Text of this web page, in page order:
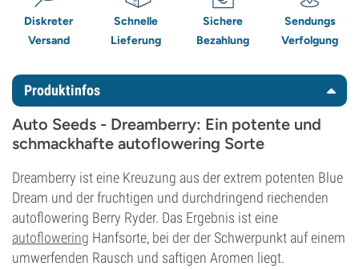
Diskreter
Versand
Schnelle
Lieferung
Sichere
Bezahlung
Sendungs
Verfolgung
Produktinfos
Auto Seeds - Dreamberry: Ein potente und
schmackhafte autoflowering Sorte
Dreamberry ist eine Kreuzung aus der extrem potenten Blue
Dream und der fruchtigen und durchdringend riechenden
autoflowering Berry Ryder. Das Ergebnis ist eine
autoflowering Hanfsorte, bei der der Schwerpunkt auf einem
umwerfenden Rausch und saftigen Aromen liegt.